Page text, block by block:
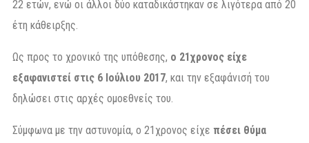
22 ετών, ενώ οι άλλοι δύο καταδικάστηκαν σε λιγότερα από 20
έτη κάθειρξης.
Ως προς το χρονικό της υπόθεσης, ο 21χρονος είχε
εξαφανιστεί στις 6 Ιούλιου 2017, και την εξαφάνισή του
δηλώσει στις αρχές ομοεθνείς του.
Σύμφωνα με την αστυνομία, ο 21χρονος είχε πέσει θύμα